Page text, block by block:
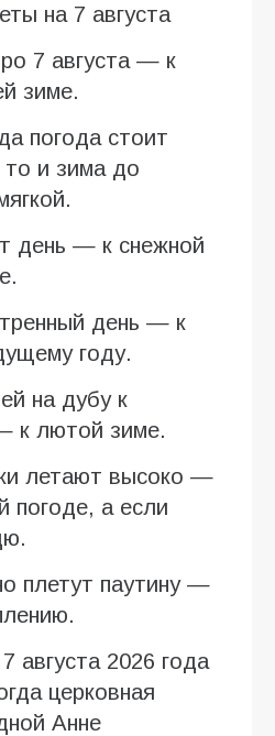
на 7 августа
7 августа — к
зиме.
погода стоит
то и зима до
день — к снежной
день — к
году.
на дубу к
к лютой зиме.
летают высоко —
погоде, а если
плетут паутину —
августа 2026 года
церковная
Анне